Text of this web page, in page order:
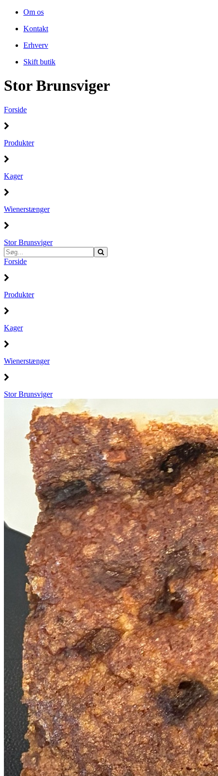
Om os
Kontakt
Erhverv
Skift butik
Stor Brunsviger
Forside
Produkter
Kager
Wienerstænger
Stor Brunsviger
Forside
Produkter
Kager
Wienerstænger
Stor Brunsviger